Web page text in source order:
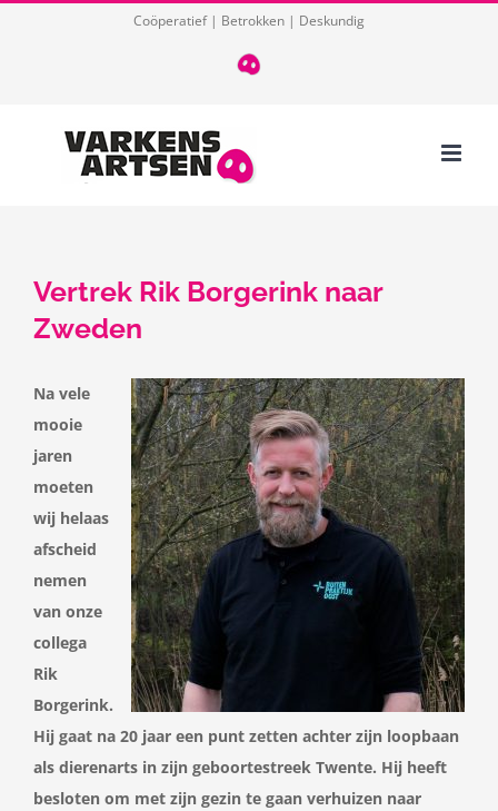
Coöperatief | Betrokken | Deskundig
T
085
Vertrek Rik Borgerink naar
Zweden
Na vele
mooie
jaren
moeten
wij helaas
afscheid
nemen
van onze
collega
Rik
Borgerink.
Hij gaat na 20 jaar een punt zetten achter zijn loopbaan
als dierenarts in zijn geboortestreek Twente. Hij heeft
besloten om met zijn gezin te gaan verhuizen naar